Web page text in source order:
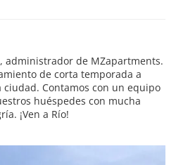
administrador de MZapartments.
de corta temporada a
Contamos con un equipo
huéspedes con mucha
¡Ven a Río!